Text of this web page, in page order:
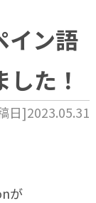
イン語
た！
日]2023.05.31
が